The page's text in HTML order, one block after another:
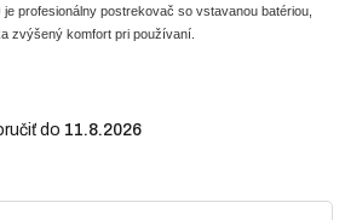
11.8.2026
je profesionálny postrekovač so vstavanou batériou,
zvýšený komfort pri používaní.